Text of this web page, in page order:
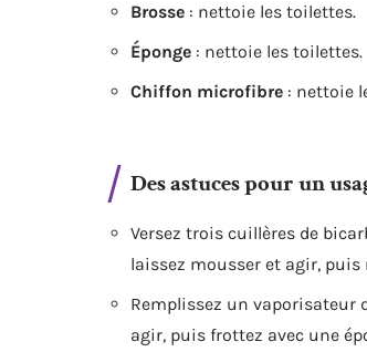
Brosse : nettoie les toilettes.
Éponge : nettoie les toilettes.
Chiffon microfibre : nettoie
Des astuces pour un
Versez trois cuillères de
laissez mousser et agir, puis
Remplissez un vaporisateur
agir, puis frottez avec une